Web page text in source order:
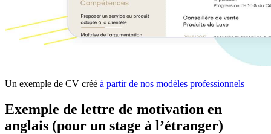
Un exemple de CV créé à partir de nos modèles professionnels
Exemple de lettre de motivation en
anglais (pour un stage à l’étranger)